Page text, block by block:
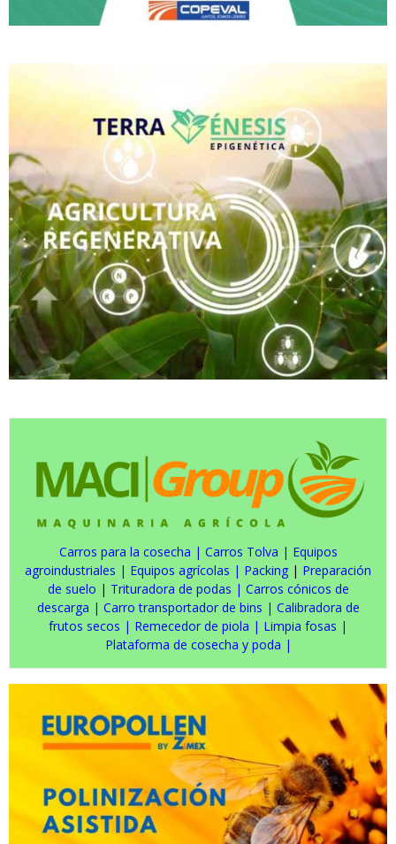
Carros para la cosecha | Carros Tolva | Equipos
agroindustriales | Equipos agrícolas | Packing | Preparación
de suelo | Trituradora de podas | Carros cónicos de
descarga | Carro transportador de bins | Calibradora de
frutos secos | Remecedor de piola | Limpia fosas |
Plataforma de cosecha y poda |